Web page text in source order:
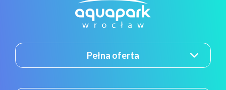
Pełna oferta